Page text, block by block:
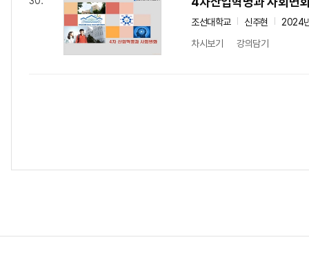
조선대학교 신주현
2024
차시보기
강의담기